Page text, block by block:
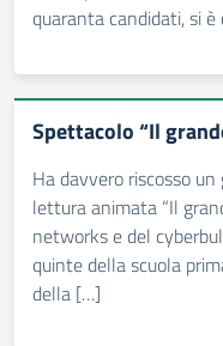
quaranta candidati, si
Spettacolo “Il
Ha davvero riscosso
lettura animata “Il
networks e del
quinte della scuola
della […]